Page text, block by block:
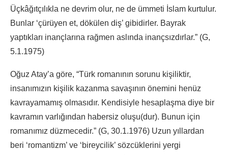
Üçkâğıtçılıkla ne devrim olur, ne de ümmeti İslam kurtulur.
Bunlar ‘çürüyen et, dökülen diş’ gibidirler. Bayrak
yaptıkları inançlarına rağmen aslında inançsızdırlar.” (G,
5.1.1975)
Oğuz Atay’a göre, “Türk romanının sorunu kişiliktir,
insanımızın kişilik kazanma savaşının önemini henüz
kavrayamamış olmasıdır. Kendisiyle hesaplaşma diye bir
kavramın varlığından habersiz oluşu(dur). Bunun için
romanımız düzmecedir.” (G, 30.1.1976) Uzun yıllardan
beri ‘romantizm’ ve ‘bireycilik’ sözcüklerini yergi